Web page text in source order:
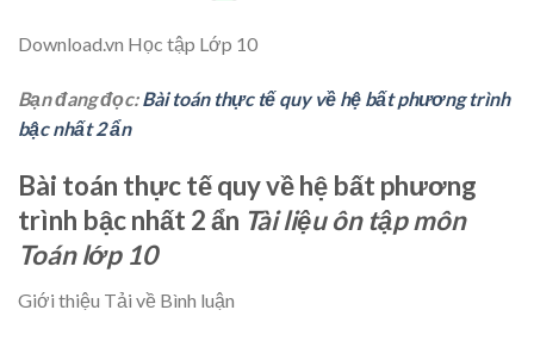
Download.vn Học tập Lớp 10
Bạn đang đọc:Bài toán thực tế quy về hệ bất phương trình
bậc nhất 2 ẩn
Bài toán thực tế quy về hệ bất phương
trình bậc nhất 2 ẩn Tài liệu ôn tập môn
Toán lớp 10
Giới thiệu Tải về Bình luận